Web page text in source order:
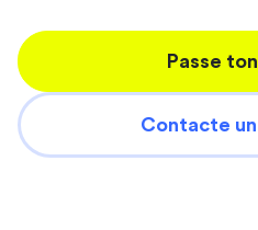
Passe
Contacte